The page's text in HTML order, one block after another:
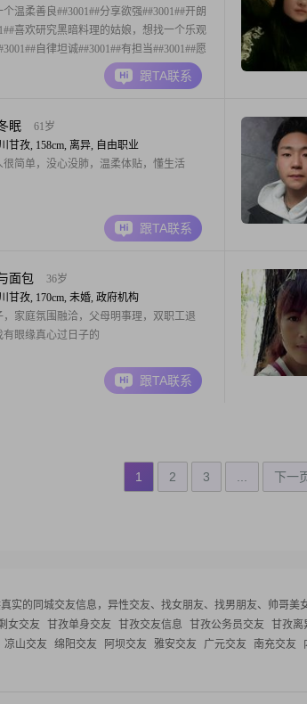
温柔善良##3001##分享欲强##3001##开朗
喜欢研究黑暗料理的姑娘，想找一个乐观
自律坦诚##3001##有担当##3001##愿
付出的另一半，喜欢有啥说啥的敞亮人
不要求您长得多好看身材多好，一定要干
跟TA联系
眠
61岁
甘孜, 158cm, 离异, 自由职业
很简单，没心没肺，温柔体贴，懂生活
跟TA联系
面包
36岁
甘孜, 170cm, 未婚, 政府机构
，家庭氛围融洽，父母明事理，双职工退
有眼缘真心过日子的
跟TA联系
1 2 3 下一
实的同城交友信息，异性交友、找女朋友、找男朋友、帅哥美
女交友 甘孜单身交友 甘孜交友信息 甘孜公务员交友 甘孜离
凉山交友 绵阳交友 阿坝交友 雅安交友 广元交友 南充交友